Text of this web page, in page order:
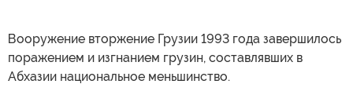
Вооружение вторжение Грузии 1993 года завершилось
поражением и изгнанием грузин, составлявших в
Абхазии национальное меньшинство.